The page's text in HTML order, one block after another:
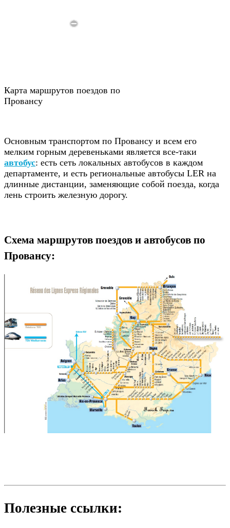
Карта маршрутов поездов по
Провансу
Основным транспортом по Провансу и всем его
мелким горным деревеньками является все-таки
автобус: есть сеть локальных автобусов в каждом
департаменте, и есть региональные автобусы LER на
длинные дистанции, заменяющие собой поезда, когда
лень строить железную дорогу.
Схема маршрутов поездов и автобусов по
Провансу:
Полезные ссылки: